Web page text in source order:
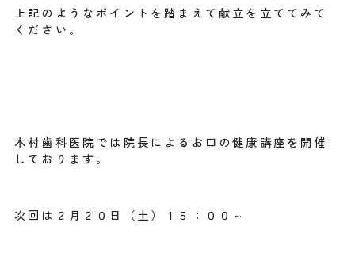
上記のようなポイントを踏まえて献立を立ててみて
ください。
木村歯科医院では院長によるお口の健康講座を開催
しております。
次回は２月２０日（土）１５：００～